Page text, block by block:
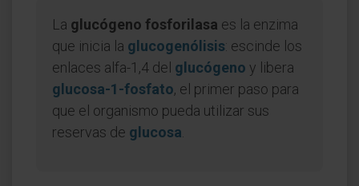
La glucógeno fosforilasa es la enzima
que inicia la glucogenólisis: escinde los
enlaces alfa-1,4 del glucógeno y libera
glucosa-1-fosfato, el primer paso para
que el organismo pueda utilizar sus
reservas de glucosa